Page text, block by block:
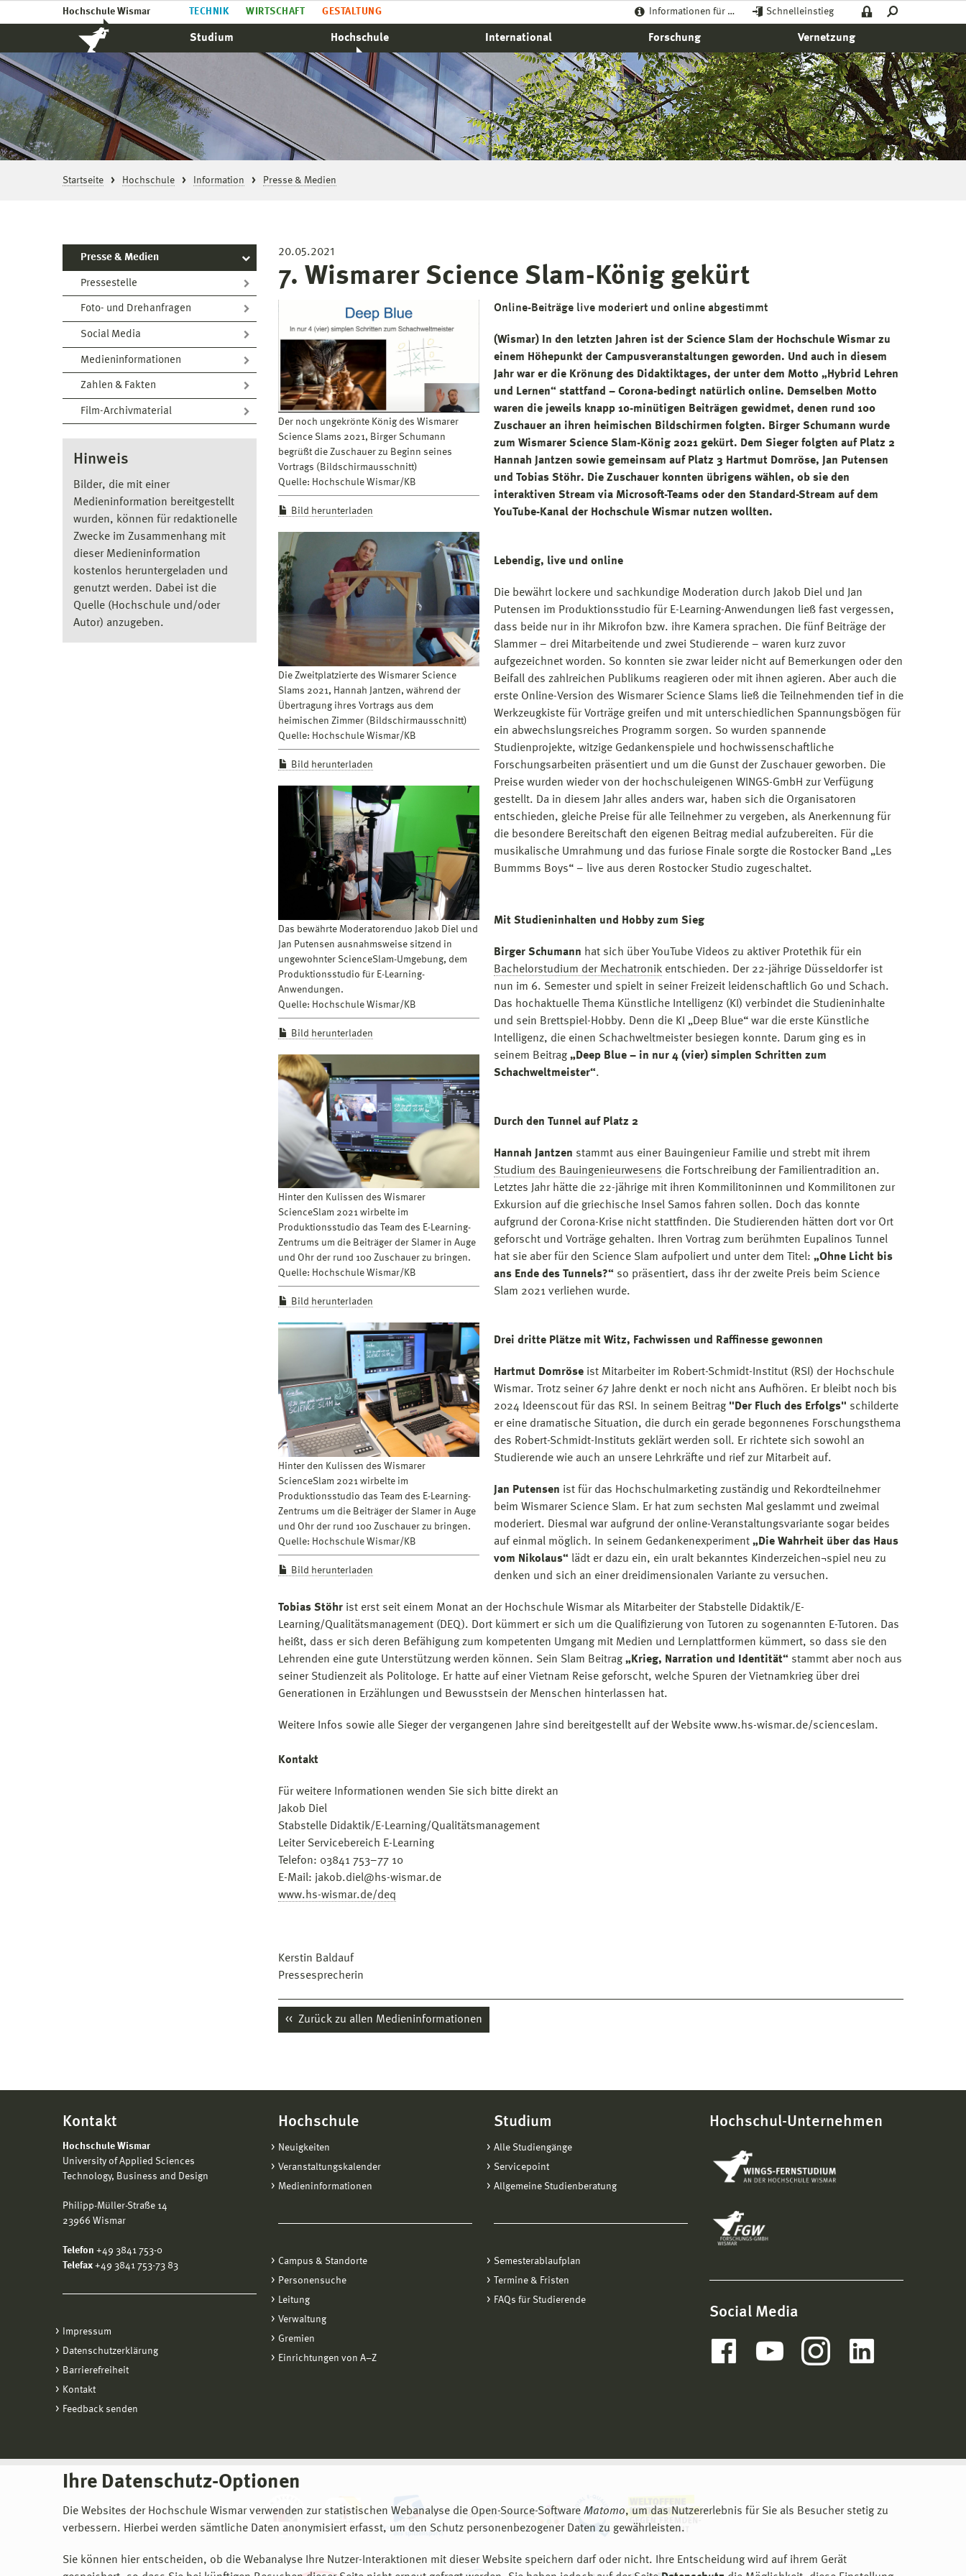
Hochschule Wismar TECHNIK WIRTSCHAFT GESTALTUNG Informationen für … Schnelleinstieg
Studium Hochschule International Forschung Vernetzung
Startseite Hochschule Information Presse & Medien
Presse & Medien
Pressestelle
Foto- und Drehanfragen
Social Media
Medieninformationen
Zahlen & Fakten
Film-Archivmaterial
Hinweis
Bilder, die mit einer
Medieninformation bereitgestellt
wurden, können für redaktionelle
Zwecke im Zusammenhang mit
dieser Medieninformation
kostenlos heruntergeladen und
genutzt werden. Dabei ist die
Quelle (Hochschule und/oder
Autor) anzugeben.
Ihre Datenschutz-Optionen
Die Websites der Hochschule Wismar verwenden zur statistischen Webanalyse die Open-Source-Software Matomo, um das Nutzererlebnis für Sie als Besucher stetig zu
verbessern. Hierbei werden sämtliche Daten anonymisiert erfasst, um den Schutz personenbezogener Daten zu gewährleisten.
Sie können hier entscheiden, ob die Webanalyse Ihre Nutzer-Interaktionen mit dieser Website speichern darf oder nicht. Ihre Entscheidung wird auf ihrem Gerät
20.05.2021
7. Wismarer Science Slam-König gekürt
Der noch ungekrönte König des Wismarer
Science Slams 2021, Birger Schumann
begrüßt die Zuschauer zu Beginn seines
Vortrags (Bildschirmausschnitt)
Quelle: Hochschule Wismar/KB
Bild herunterladen
Die Zweitplatzierte des Wismarer Science
Slams 2021, Hannah Jantzen, während der
Übertragung ihres Vortrags aus dem
heimischen Zimmer (Bildschirmausschnitt)
Quelle: Hochschule Wismar/KB
Bild herunterladen
Das bewährte Moderatorenduo Jakob Diel und
Jan Putensen ausnahmsweise sitzend in
ungewohnter ScienceSlam-Umgebung, dem
Produktionsstudio für E-Learning-
Anwendungen.
Quelle: Hochschule Wismar/KB
Bild herunterladen
Hinter den Kulissen des Wismarer
ScienceSlam 2021 wirbelte im
Produktionsstudio das Team des E-Learning-
Zentrums um die Beiträger der Slamer in Auge
und Ohr der rund 100 Zuschauer zu bringen.
Quelle: Hochschule Wismar/KB
Bild herunterladen
Hinter den Kulissen des Wismarer
ScienceSlam 2021 wirbelte im
Produktionsstudio das Team des E-Learning-
Zentrums um die Beiträger der Slamer in Auge
und Ohr der rund 100 Zuschauer zu bringen.
Quelle: Hochschule Wismar/KB
Bild herunterladen
Online-Beiträge live moderiert und online abgestimmt
(Wismar) In den letzten Jahren ist der Science Slam der Hochschule Wismar zu
einem Höhepunkt der Campusveranstaltungen geworden. Und auch in diesem
Jahr war er die Krönung des Didaktiktages, der unter dem Motto „Hybrid Lehren
und Lernen“ stattfand – Corona-bedingt natürlich online. Demselben Motto
waren die jeweils knapp 10-minütigen Beiträgen gewidmet, denen rund 100
Zuschauer an ihren heimischen Bildschirmen folgten. Birger Schumann wurde
zum Wismarer Science Slam-König 2021 gekürt. Dem Sieger folgten auf Platz 2
Hannah Jantzen sowie gemeinsam auf Platz 3 Hartmut Domröse, Jan Putensen
und Tobias Stöhr. Die Zuschauer konnten übrigens wählen, ob sie den
interaktiven Stream via Microsoft-Teams oder den Standard-Stream auf dem
YouTube-Kanal der Hochschule Wismar nutzen wollten.
Lebendig, live und online
Die bewährt lockere und sachkundige Moderation durch Jakob Diel und Jan
Putensen im Produktionsstudio für E-Learning-Anwendungen ließ fast vergessen,
dass beide nur in ihr Mikrofon bzw. ihre Kamera sprachen. Die fünf Beiträge der
Slammer – drei Mitarbeitende und zwei Studierende – waren kurz zuvor
aufgezeichnet worden. So konnten sie zwar leider nicht auf Bemerkungen oder den
Beifall des zahlreichen Publikums reagieren oder mit ihnen agieren. Aber auch die
erste Online-Version des Wismarer Science Slams ließ die Teilnehmenden tief in die
Werkzeugkiste für Vorträge greifen und mit unterschiedlichen Spannungsbögen für
ein abwechslungsreiches Programm sorgen. So wurden spannende
Studienprojekte, witzige Gedankenspiele und hochwissenschaftliche
Forschungsarbeiten präsentiert und um die Gunst der Zuschauer geworben. Die
Preise wurden wieder von der hochschuleigenen WINGS-GmbH zur Verfügung
gestellt. Da in diesem Jahr alles anders war, haben sich die Organisatoren
entschieden, gleiche Preise für alle Teilnehmer zu vergeben, als Anerkennung für
die besondere Bereitschaft den eigenen Beitrag medial aufzubereiten. Für die
musikalische Umrahmung und das furiose Finale sorgte die Rostocker Band „Les
Bummms Boys“ – live aus deren Rostocker Studio zugeschaltet.
Mit Studieninhalten und Hobby zum Sieg
Birger Schumann hat sich über YouTube Videos zu aktiver Protethik für ein
Bachelorstudium der Mechatronikentschieden. Der 22-jährige Düsseldorfer ist
nun im 6. Semester und spielt in seiner Freizeit leidenschaftlich Go und Schach.
Das hochaktuelle Thema Künstliche Intelligenz (KI) verbindet die Studieninhalte
und sein Brettspiel-Hobby. Denn die KI „Deep Blue“ war die erste Künstliche
Intelligenz, die einen Schachweltmeister besiegen konnte. Darum ging es in
seinem Beitrag „Deep Blue – in nur 4 (vier) simplen Schritten zum
Schachweltmeister“.
Durch den Tunnel auf Platz 2
Hannah Jantzen stammt aus einer Bauingenieur Familie und strebt mit ihrem
Studium des Bauingenieurwesens die Fortschreibung der Familientradition an.
Letztes Jahr hätte die 22-jährige mit ihren Kommilitoninnen und Kommilitonen zur
Exkursion auf die griechische Insel Samos fahren sollen. Doch das konnte
aufgrund der Corona-Krise nicht stattfinden. Die Studierenden hätten dort vor Ort
geforscht und Vorträge gehalten. Ihren Vortrag zum berühmten Eupalinos Tunnel
hat sie aber für den Science Slam aufpoliert und unter dem Titel: „Ohne Licht bis
ans Ende des Tunnels?“so präsentiert, dass ihr der zweite Preis beim Science
Slam 2021 verliehen wurde.
Drei dritte Plätze mit Witz, Fachwissen und Raffinesse gewonnen
Hartmut Domröse ist Mitarbeiter im Robert-Schmidt-Institut (RSI) der Hochschule
Wismar. Trotz seiner 67 Jahre denkt er noch nicht ans Aufhören. Er bleibt noch bis
2024 Ideenscout für das RSI. In seinem Beitrag "Der Fluch des Erfolgs" schilderte
er eine dramatische Situation, die durch ein gerade begonnenes Forschungsthema
des Robert-Schmidt-Instituts geklärt werden soll. Er richtete sich sowohl an
Studierende wie auch an unsere Lehrkräfte und rief zur Mitarbeit auf.
Jan Putensen ist für das Hochschulmarketing zuständig und Rekordteilnehmer
beim Wismarer Science Slam. Er hat zum sechsten Mal geslammt und zweimal
moderiert. Diesmal war aufgrund der online-Veranstaltungsvariante sogar beides
auf einmal möglich. In seinem Gedankenexperiment „Die Wahrheit über das Haus
vom Nikolaus“lädt er dazu ein, ein uralt bekanntes Kinderzeichen¬spiel neu zu
denken und sich an einer dreidimensionalen Variante zu versuchen.
Tobias Stöhr ist erst seit einem Monat an der Hochschule Wismar als Mitarbeiter der Stabstelle Didaktik/E-
Learning/Qualitätsmanagement (DEQ). Dort kümmert er sich um die Qualifizierung von Tutoren zu sogenannten E-Tutoren. Das
heißt, dass er sich deren Befähigung zum kompetenten Umgang mit Medien und Lernplattformen kümmert, so dass sie den
Lehrenden eine gute Unterstützung werden können. Sein Slam Beitrag „Krieg, Narration und Identität“ stammt aber noch aus
seiner Studienzeit als Politologe. Er hatte auf einer Vietnam Reise geforscht, welche Spuren der Vietnamkrieg über drei
Generationen in Erzählungen und Bewusstsein der Menschen hinterlassen hat.
Weitere Infos sowie alle Sieger der vergangenen Jahre sind bereitgestellt auf der Website www.hs-wismar.de/scienceslam.
Kontakt
Für weitere Informationen wenden Sie sich bitte direkt an
Jakob Diel
Stabstelle Didaktik/E-Learning/Qualitätsmanagement
Leiter Servicebereich E-Learning
Telefon: 03841 753–77 10
E-Mail: jakob.diel@hs-wismar.de
www.hs-wismar.de/deq
Kerstin Baldauf
Pressesprecherin
Zurück zu allen Medieninformationen
Kontakt
Hochschule Wismar
University of Applied Sciences
Technology, Business and Design
Philipp-Müller-Straße 14
23966 Wismar
Telefon +49 3841 753-0
Telefax +49 3841 753-73 83
Impressum
Datenschutzerklärung
Barrierefreiheit
Kontakt
Feedback senden
Hochschule
Neuigkeiten
Veranstaltungskalender
Medieninformationen
Campus & Standorte
Personensuche
Leitung
Verwaltung
Gremien
Einrichtungen von A−Z
Studium
Alle Studiengänge
Servicepoint
Allgemeine Studienberatung
Semesterablaufplan
Termine & Fristen
FAQs für Studierende
Hochschul-Unternehmen
Social Media